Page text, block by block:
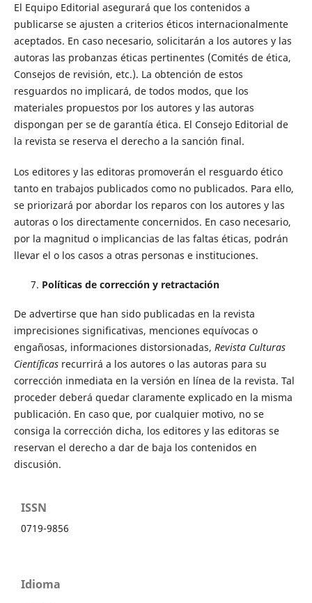
El Equipo Editorial asegurará que los contenidos a
publicarse se ajusten a criterios éticos internacionalmente
aceptados. En caso necesario, solicitarán a los autores y las
autoras las probanzas éticas pertinentes (Comités de ética,
Consejos de revisión, etc.). La obtención de estos
resguardos no implicará, de todos modos, que los
materiales propuestos por los autores y las autoras
dispongan per se de garantía ética. El Consejo Editorial de
la revista se reserva el derecho a la sanción final.
Los editores y las editoras promoverán el resguardo ético
tanto en trabajos publicados como no publicados. Para ello,
se priorizará por abordar los reparos con los autores y las
autoras o los directamente concernidos. En caso necesario,
por la magnitud o implicancias de las faltas éticas, podrán
llevar el o los casos a otras personas e instituciones.
Políticas de corrección y retractación
De advertirse que han sido publicadas en la revista
imprecisiones significativas, menciones equívocas o
engañosas, informaciones distorsionadas, Revista Culturas
Científicasrecurrirá a los autores o las autoras para su
corrección inmediata en la versión en línea de la revista. Tal
proceder deberá quedar claramente explicado en la misma
publicación. En caso que, por cualquier motivo, no se
consiga la corrección dicha, los editores y las editoras se
reservan el derecho a dar de baja los contenidos en
discusión.
ISSN
0719-9856
Idioma